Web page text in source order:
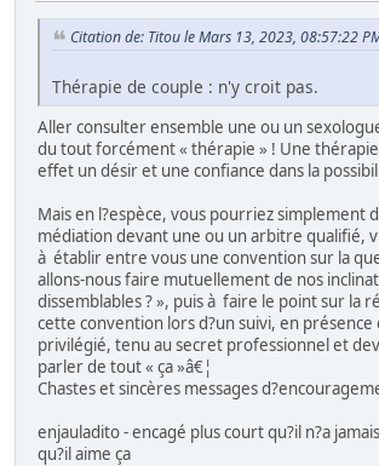
Citation de: Titou le Mars 13, 2023, 08:57:22
Thérapie de couple : n'y croit pas.
Aller consulter ensemble une ou un
du tout forcément « thérapie » ! Une
effet un désir et une confiance dans la
Mais en l?espèce, vous pourriez simplement
médiation devant une ou un arbitre qualifié,
à établir entre vous une convention sur la
allons-nous faire mutuellement de nos
dissemblables ? », puis à faire le point sur la
cette convention lors d?un suivi, en présence
privilégié, tenu au secret professionnel et
parler de tout « ça »â€¦
Chastes et sincères messages
enjauladito - encagé plus court qu?il n?a
qu?il aime ça